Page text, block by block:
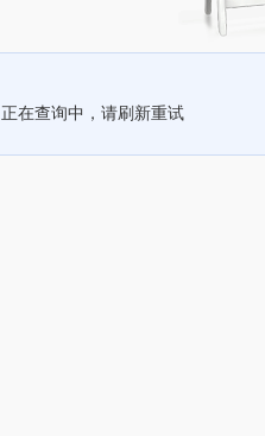
正在查询中，请刷新重试